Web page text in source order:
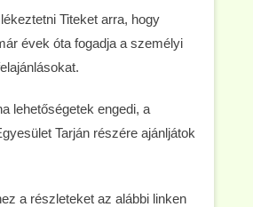
Titeket arra, hogy
évek óta fogadja a személyi
lehetőségetek engedi, a
Tarján részére ajánljátok
a részleteket az alábbi linken